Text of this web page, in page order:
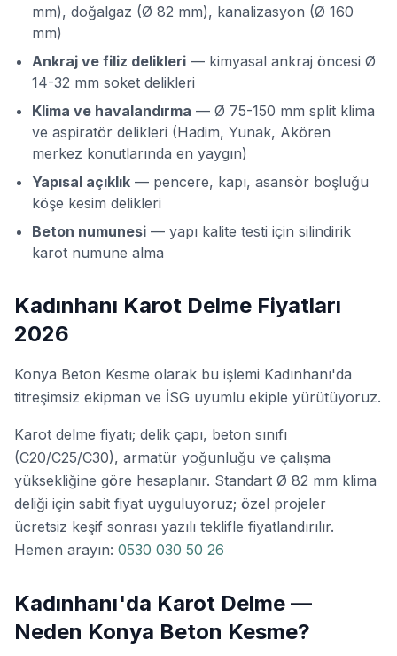
mm), doğalgaz (Ø 82 mm), kanalizasyon (Ø 160
mm)
Ankraj ve filiz delikleri — kimyasal ankraj öncesi Ø
14-32 mm soket delikleri
Klima ve havalandırma — Ø 75-150 mm split klima
ve aspiratör delikleri (Hadim, Yunak, Akören
merkez konutlarında en yaygın)
Yapısal açıklık — pencere, kapı, asansör boşluğu
köşe kesim delikleri
Beton numunesi — yapı kalite testi için silindirik
karot numune alma
Kadınhanı Karot Delme Fiyatları
2026
Konya Beton Kesme olarak bu işlemi Kadınhanı'da
titreşimsiz ekipman ve İSG uyumlu ekiple yürütüyoruz.
Karot delme fiyatı; delik çapı, beton sınıfı
(C20/C25/C30), armatür yoğunluğu ve çalışma
yüksekliğine göre hesaplanır. Standart Ø 82 mm klima
deliği için sabit fiyat uyguluyoruz; özel projeler
ücretsiz keşif sonrası yazılı teklifle fiyatlandırılır.
Hemen arayın: 0530 030 50 26
Kadınhanı'da Karot Delme —
Neden Konya Beton Kesme?